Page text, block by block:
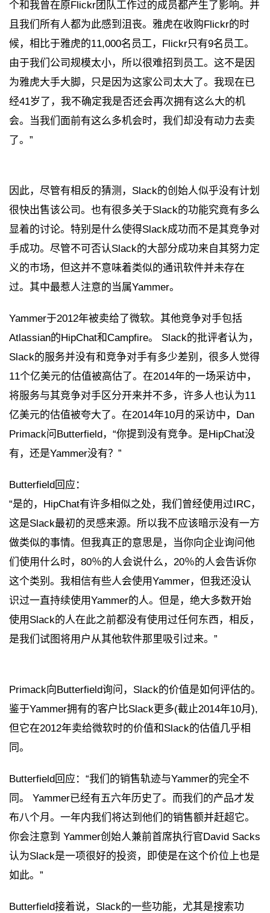
个和我曾在原Flickr团队工作过的成员都产生了影响。并
且我们所有人都为此感到沮丧。雅虎在收购Flickr的时
候，相比于雅虎的11,000名员工，Flickr只有9名员工。
由于我们公司规模太小，所以很难招到员工。这不是因
为雅虎大手大脚，只是因为这家公司太大了。我现在已
经41岁了，我不确定我是否还会再次拥有这么大的机
会。当我们面前有这么多机会时，我们却没有动力去卖
了。”
因此，尽管有相反的猜测，Slack的创始人似乎没有计划
很快出售该公司。也有很多关于Slack的功能究竟有多么
显着的讨论。特别是什么使得Slack成功而不是其竞争对
手成功。尽管不可否认Slack的大部分成功来自其努力定
义的市场，但这并不意味着类似的通讯软件并未存在
过。其中最惹人注意的当属Yammer。
Yammer于2012年被卖给了微软。其他竞争对手包括
Atlassian的HipChat和Campfire。 Slack的批评者认为，
Slack的服务并没有和竞争对手有多少差别，很多人觉得
11个亿美元的估值被高估了。在2014年的一场采访中，
将服务与其竞争对手区分开来并不多，许多人也认为11
亿美元的估值被夸大了。在2014年10月的采访中，Dan
Primack问Butterfield，“你提到没有竞争。是HipChat没
有，还是Yammer没有？”
Butterfield回应：
“是的，HipChat有许多相似之处，我们曾经使用过IRC，
这是Slack最初的灵感来源。所以我不应该暗示没有一方
做类似的事情。但我真正的意思是，当你向企业询问他
们使用什么时，80％的人会说什么，20％的人会告诉你
这个类别。我相信有些人会使用Yammer，但我还没认
识过一直持续使用Yammer的人。但是，绝大多数开始
使用Slack的人在此之前都没有使用过任何东西，相反，
是我们试图将用户从其他软件那里吸引过来。”
Primack向Butterfield询问，Slack的价值是如何评估的。
鉴于Yammer拥有的客户比Slack更多(截止2014年10月),
但它在2012年卖给微软时的价值和Slack的估值几乎相
同。
Butterfield回应：“我们的销售轨迹与Yammer的完全不
同。 Yammer已经有五六年历史了。而我们的产品才发
布八个月。一年内我们将达到他们的销售额并赶超它。
你会注意到 Yammer创始人兼前首席执行官David Sacks
认为Slack是一项很好的投资，即使是在这个价位上也是
如此。”
Butterfield接着说，Slack的一些功能，尤其是搜索功